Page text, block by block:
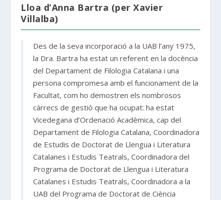
Lloa d’Anna Bartra (per Xavier
Villalba)
Des de la seva incorporació a la UAB l’any 1975,
la Dra. Bartra ha estat un referent en la docència
del Departament de Filologia Catalana i una
persona compromesa amb el funcionament de la
Facultat, com ho demostren els nombrosos
càrrecs de gestió que ha ocupat: ha estat
Vicedegana d’Ordenació Acadèmica, cap del
Departament de Filologia Catalana, Coordinadora
de Estudis de Doctorat de Llengua i Literatura
Catalanes i Estudis Teatrals, Coordinadora del
Programa de Doctorat de Llengua i Literatura
Catalanes i Estudis Teatrals, Coordinadora a la
UAB del Programa de Doctorat de Ciència